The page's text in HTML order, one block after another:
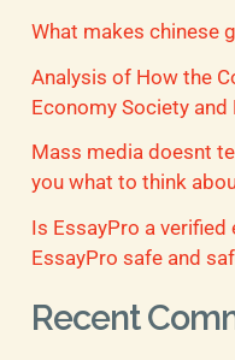
o
r
:
What makes chinese
Analysis of How the
Economy Society
Mass media doesnt
you what to think
Is EssayPro a
EssayPro safe and
Recent